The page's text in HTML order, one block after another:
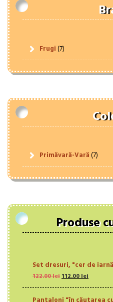
Frugi(7)
Primăvară-Vară(7)
Produse
Set dresuri, "cer de
122.00lei Prețul
112.00lei